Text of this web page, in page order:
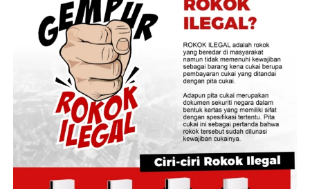
melengkapi informasi dan bukti awal yang disampaikan
pelapor.
‎”KPK secara proaktif juga akan melakukan pulbaket
(pengumpulan bahan keterangan tambahan) sehingga
laporan aduan masyarakat ini menjadi lebih lengkap,”
katanya.
‎Laporan yang diajukan AMATIR turut menyeret nama
sejumlah pejabat daerah, yakni Gubernur Jambi Al Haris,
Bupati Tebo Agus Rubiyanto, Kepala DPMPTSP
Kabupaten Tebo, Kepala Dinas Lingkungan Hidup dan